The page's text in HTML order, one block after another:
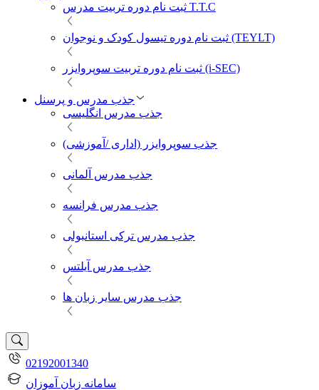
ثبت نام دوره تربیت مدرس T.T.C
ثبت نام دوره تیسول کودک و نوجوان (TEYLT)
ثبت نام دوره تربیت سوپروایزر (i-SEC)
جذب مدرس و پرسنل
جذب مدرس انگلیسی
جذب سوپروایزر (اداری /آموزشی)
جذب مدرس آلمانی
جذب مدرس فرانسه
جذب مدرس ترکی استانبولی
جذب مدرس آیلتس
جذب مدرس سایر زبان ها
02192001340
سامانه زبان آموزان